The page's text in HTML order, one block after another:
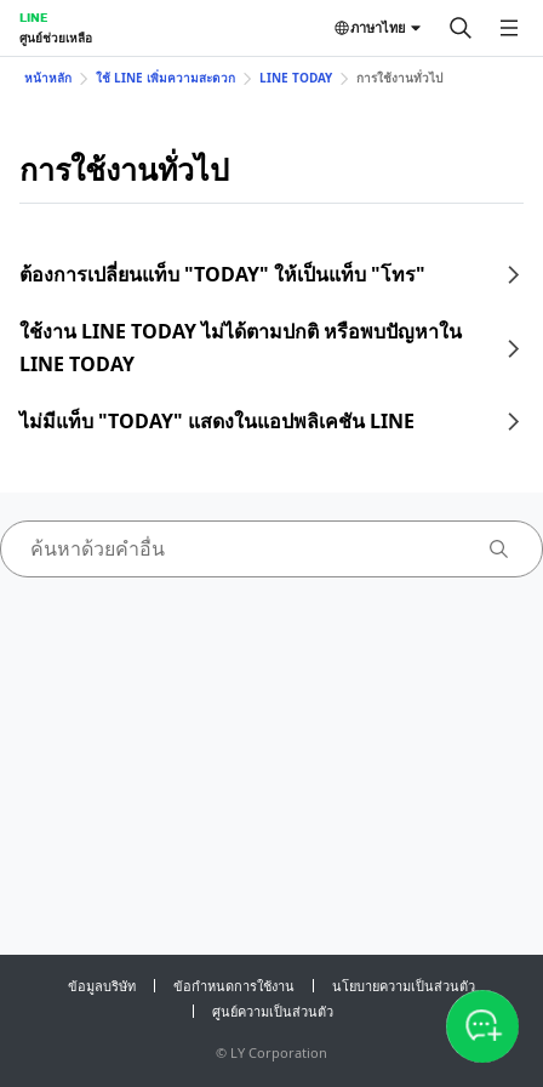
LINE
ศูนย์ช่วยเหลือ
ภาษาไทย
หน้าหลัก ใช้ LINE เพิ่มความสะดวก LINE TODAY การใช้งานทั่วไป
การใช้งานทั่วไป
ต้องการเปลี่ยนแท็บ "TODAY" ให้เป็นแท็บ "โทร"
ใช้งาน LINE TODAY ไม่ได้ตามปกติ หรือพบปัญหาใน
LINE TODAY
ไม่มีแท็บ "TODAY" แสดงในแอปพลิเคชัน LINE
ข้อมูลบริษัท ข้อกำหนดการใช้งาน
นโยบายความเป็นส่วนตัว
ศูนย์ความเป็นส่วนตัว
© LY Corporation